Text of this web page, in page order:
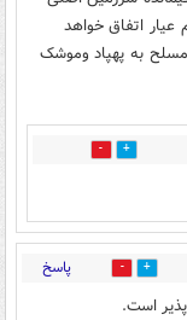
عیار اتفاق خواهد
به پهپاد وموشک
0
7 پاسخ
است.